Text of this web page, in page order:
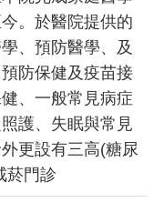
。於醫院提供的
、預防醫學、及
防保健及疫苗接
、一般常見病症
護、失眠與常見
更設有三高(糖尿
菸門診